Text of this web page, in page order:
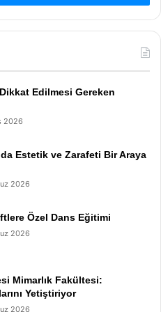
Edilmesi Gereken
2026
Estetik ve Zarafeti Bir Araya
2026
Özel Dans Eğitimi
2026
Mimarlık Fakültesi:
Yetiştiriyor
2026